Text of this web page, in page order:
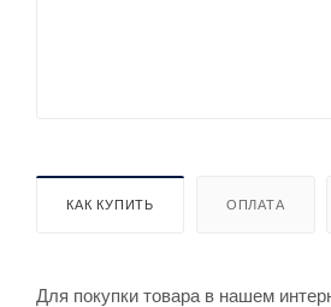
КАК КУПИТЬ ОПЛАТА
Для покупки товара в нашем